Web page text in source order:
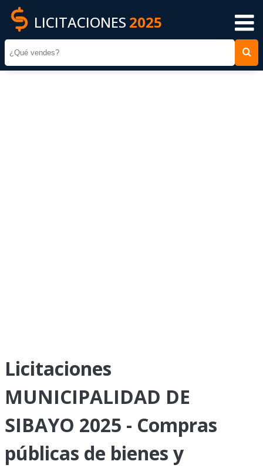
LICITACIONES 2025
Licitaciones
MUNICIPALIDAD DE
SIBAYO 2025 - Compras
públicas de bienes y